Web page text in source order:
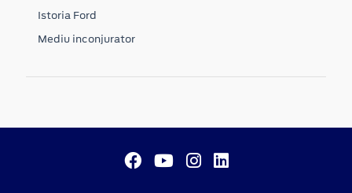
Istoria Ford
Mediu inconjurator